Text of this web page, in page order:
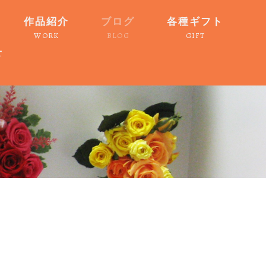
作品紹介
WORK
ブログ
BLOG
各種ギフト
GIFT